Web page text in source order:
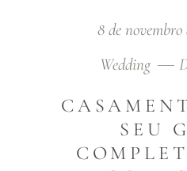
8 de novembro
Wedding
SEU